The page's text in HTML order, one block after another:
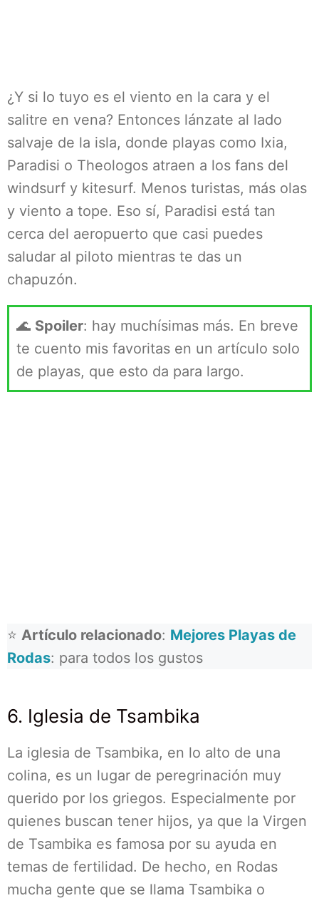
¿Y si lo tuyo es el viento en la cara y el
salitre en vena? Entonces lánzate al lado
salvaje de la isla, donde playas como Ixia,
Paradisi o Theologos atraen a los fans del
windsurf y kitesurf. Menos turistas, más olas
y viento a tope. Eso sí, Paradisi está tan
cerca del aeropuerto que casi puedes
saludar al piloto mientras te das un
chapuzón.
🌊 Spoiler: hay muchísimas más. En breve
te cuento mis favoritas en un artículo solo
de playas, que esto da para largo.
⭐ Artículo relacionado: Mejores Playas de
Rodas: para todos los gustos
6. Iglesia de Tsambika
La iglesia de Tsambika, en lo alto de una
colina, es un lugar de peregrinación muy
querido por los griegos. Especialmente por
quienes buscan tener hijos, ya que la Virgen
de Tsambika es famosa por su ayuda en
temas de fertilidad. De hecho, en Rodas
mucha gente que se llama Tsambika o